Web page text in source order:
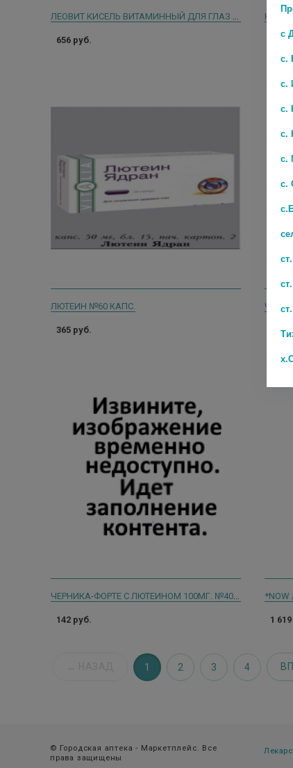
ЛЕОВИТ КИСЕЛЬ ВИТАМИННЫЙ ДЛЯ ГЛАЗ С ЧЕРНИКОЙ И ЛЮТЕИНОМ 400Г
656 руб. 0
ЛЮТЕИН №60 КАПС.
365 руб. 563
142 руб. 1
1 2 3 4
© Городская аптека - Маркетплейс. Все
права защищены
с
с.
с.
с.
с.
с.
с.